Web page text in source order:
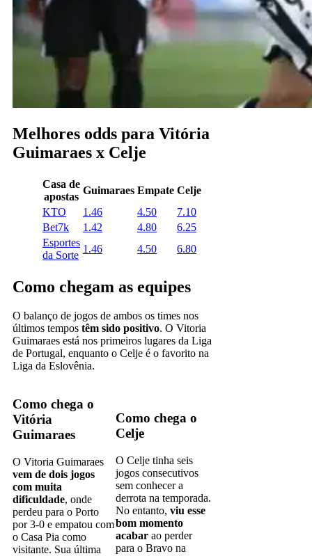
Melhores odds para Vitória
Guimaraes x Celje
Casa de
apostas
Guimaraes Empate Celje
KTO
1.46 4.50
7.10
Bet7k
1.42 4.80
6.25
Esportes
da Sorte
1.46 4.50 6.80
Como chegam as equipes
O balanço de jogos de ambos os times nos
últimos tempos têm sido positivo. O Vitoria
Guimaraes está nos primeiros lugares da Liga
de Portugal, enquanto o Celje é o favorito na
Liga da Eslovênia.
Como chega o
Vitória
Guimaraes
O Vitoria Guimaraes
vem de dois jogos
com muita
dificuldade, onde
perdeu para o Porto
por 3-0 e empatou com
o Casa Pia como
visitante. Sua última
Como chega o
Celje
O Celje tinha seis
jogos consecutivos
sem conhecer a
derrota na temporada.
No entanto,viu esse
bom momento
acabar ao perder
para o Bravo na